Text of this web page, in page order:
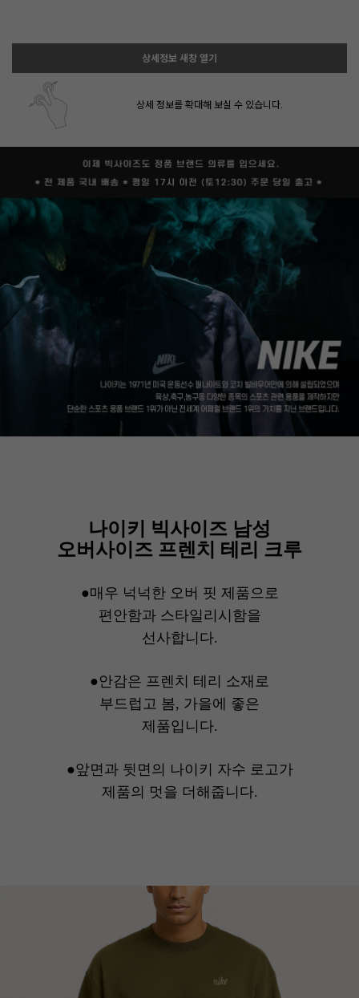
상세정보 새창 열기
상세 정보를 확대해 보실 수 있습니다.
나이키 빅사이즈 남성
오버사이즈 프렌치 테리 크루
●매우 넉넉한 오버 핏 제품으로
편안함과 스타일리시함을
선사합니다.
●안감은 프렌치 테리 소재로
부드럽고 봄, 가을에 좋은
제품입니다.
●앞면과 뒷면의 나이키 자수 로고가
제품의 멋을 더해줍니다.